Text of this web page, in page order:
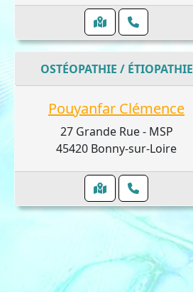
OSTÉOPATHIE / ÉTIOPATHIE
Pouyanfar Clémence
27 Grande Rue - MSP
45420 Bonny-sur-Loire